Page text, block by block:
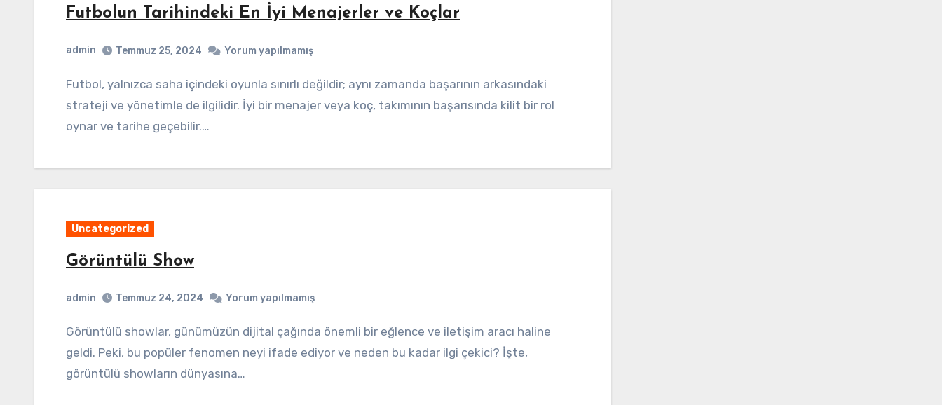
Futbolun Tarihindeki En İyi Menajerler ve Koçlar
admin Temmuz 25, 2024 Yorum yapılmamış
Futbol, yalnızca saha içindeki oyunla sınırlı değildir; aynı zamanda başarının arkasındaki
strateji ve yönetimle de ilgilidir. İyi bir menajer veya koç, takımının başarısında kilit bir rol
oynar ve tarihe geçebilir.…
Uncategorized
Görüntülü Show
admin Temmuz 24, 2024 Yorum yapılmamış
Görüntülü showlar, günümüzün dijital çağında önemli bir eğlence ve iletişim aracı haline
geldi. Peki, bu popüler fenomen neyi ifade ediyor ve neden bu kadar ilgi çekici? İşte,
görüntülü showların dünyasına…